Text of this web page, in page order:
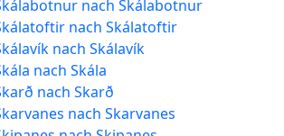
nach Skálabotnur
nach Skálatoftir
nach Skálavík
nach Skála
nach Skarð
nach Skarvanes